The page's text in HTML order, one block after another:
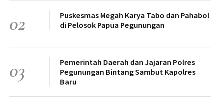
02
Puskesmas Megah Karya Tabo dan Pahabol
di Pelosok Papua Pegunungan
03
Pemerintah Daerah dan Jajaran Polres
Pegunungan Bintang Sambut Kapolres
Baru